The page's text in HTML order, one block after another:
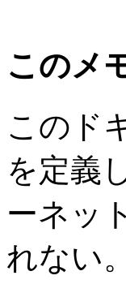
このメ
このド
を定義
ーネッ
れない。